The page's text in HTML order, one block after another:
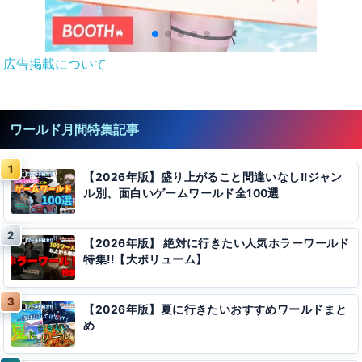
広告掲載について
ワールド月間特集記事
【2026年版】盛り上がること間違いなし!!ジャン
ル別、面白いゲームワールド全100選
【2026年版】 絶対に行きたい人気ホラーワールド
特集!!【大ボリューム】
【2026年版】夏に行きたいおすすめワールドまと
め